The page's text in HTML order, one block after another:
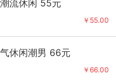
流休闲 55元
￥55.00
休闲潮男 66元
￥66.00